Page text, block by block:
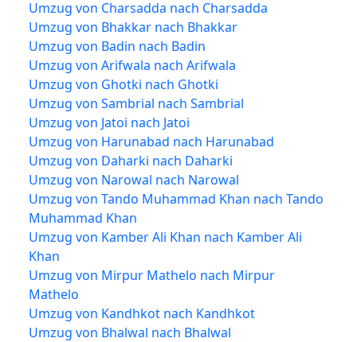
Umzug von Charsadda nach Charsadda
Umzug von Bhakkar nach Bhakkar
Umzug von Badin nach Badin
Umzug von Arifwala nach Arifwala
Umzug von Ghotki nach Ghotki
Umzug von Sambrial nach Sambrial
Umzug von Jatoi nach Jatoi
Umzug von Harunabad nach Harunabad
Umzug von Daharki nach Daharki
Umzug von Narowal nach Narowal
Umzug von Tando Muhammad Khan nach Tando
Muhammad Khan
Umzug von Kamber Ali Khan nach Kamber Ali
Khan
Umzug von Mirpur Mathelo nach Mirpur
Mathelo
Umzug von Kandhkot nach Kandhkot
Umzug von Bhalwal nach Bhalwal